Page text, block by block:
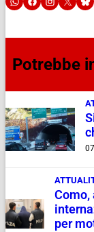
Potrebbe
Como,
per